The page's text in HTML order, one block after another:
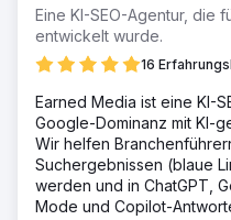
Wir mussten zunächst die
da ihre vorherige Website
Squarespace, GoDaddy
Daten und wir konnten
beheben. Wir
das Hosting, die Social-
Anzeigenverwaltung und
erweiterte SEO-
Eine KI-SEO-Agentur, die
entwickelt wurde.
16
Earned Media ist eine KI-
Google-Dominanz mit KI-
Wir helfen
Suchergebnissen (blaue
werden und in ChatGPT,
Mode und Copilot-